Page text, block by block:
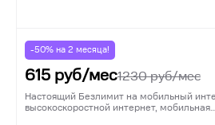
-50% на 2 месяца!
615 руб/мес1230руб/мес
Настоящий Безлимит на мобильный
высокоскоростной интернет, мобильная…